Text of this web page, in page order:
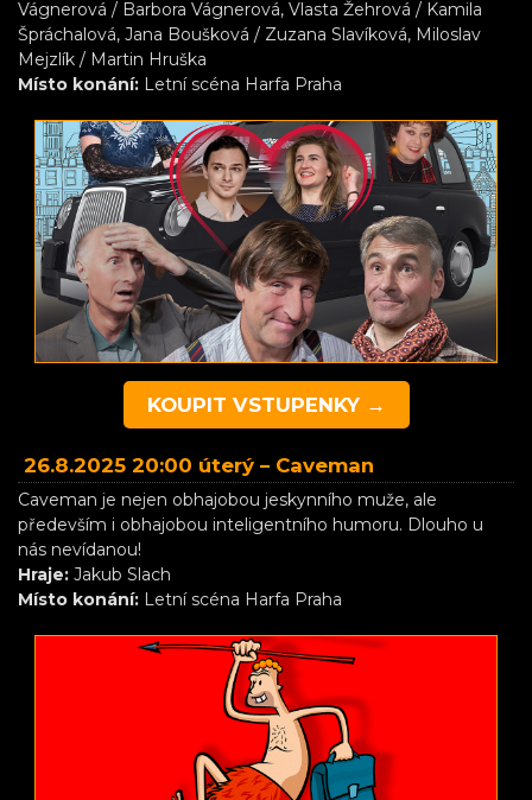
Vágnerová / Barbora Vágnerová, Vlasta Žehrová / Kamila
Špráchalová, Jana Boušková / Zuzana Slavíková, Miloslav
Mejzlík / Martin Hruška
Místo konání: Letní scéna Harfa Praha
KOUPIT VSTUPENKY →
26.8.2025 20:00 úterý – Caveman
Caveman je nejen obhajobou jeskynního muže, ale
především i obhajobou inteligentního humoru. Dlouho u
nás nevídanou!
Hraje: Jakub Slach
Místo konání: Letní scéna Harfa Praha